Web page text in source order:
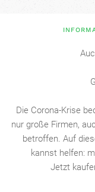
Die Corona-Krise
nur große Firmen,
betroffen. Auf
kannst helfen:
Jetzt